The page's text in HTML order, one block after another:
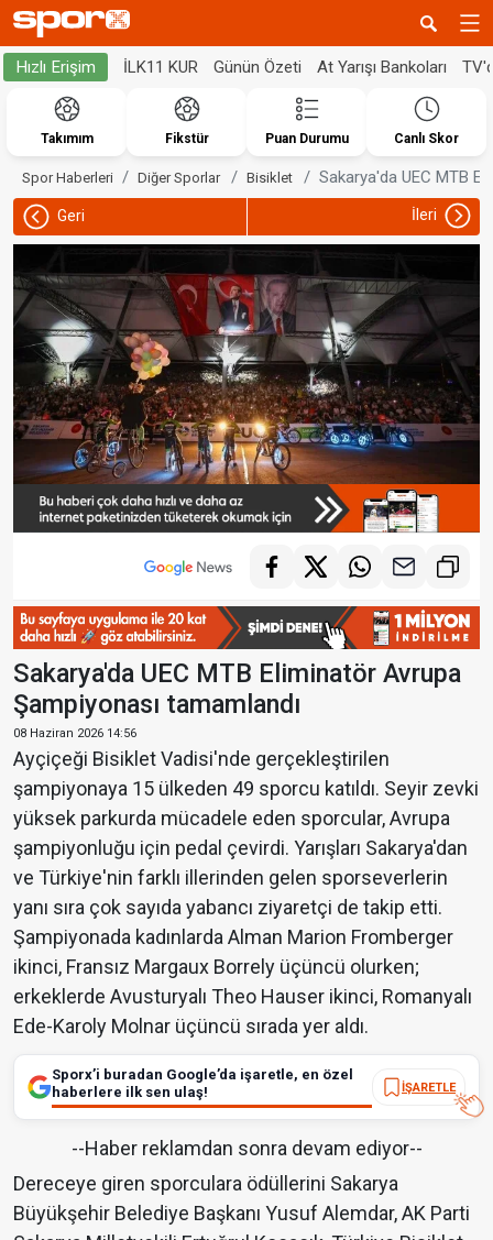
Hızlı Erişim İLK11 KUR Günün Özeti At Yarışı Bankoları
Takımım Fikstür Puan Durumu Canlı Skor
Spor Haberleri Diğer Sporlar Bisiklet Sakarya'da UEC MTB
Geri İleri
Sakarya'da UEC MTB Eliminatör Avrupa
Şampiyonası tamamlandı
08 Haziran 2026 14:56
Ayçiçeği Bisiklet Vadisi'nde gerçekleştirilen
şampiyonaya 15 ülkeden 49 sporcu katıldı. Seyir zevki
yüksek parkurda mücadele eden sporcular, Avrupa
şampiyonluğu için pedal çevirdi. Yarışları Sakarya'dan
ve Türkiye'nin farklı illerinden gelen sporseverlerin
yanı sıra çok sayıda yabancı ziyaretçi de takip etti.
Şampiyonada kadınlarda Alman Marion Fromberger
ikinci, Fransız Margaux Borrely üçüncü olurken;
erkeklerde Avusturyalı Theo Hauser ikinci, Romanyalı
Ede-Karoly Molnar üçüncü sırada yer aldı.
Sporx’i buradan Google’da işaretle, en özel
haberlere ilk sen ulaş!
İŞARETLE
--Haber reklamdan sonra devam ediyor--
Dereceye giren sporculara ödüllerini Sakarya
Büyükşehir Belediye Başkanı Yusuf Alemdar, AK Parti